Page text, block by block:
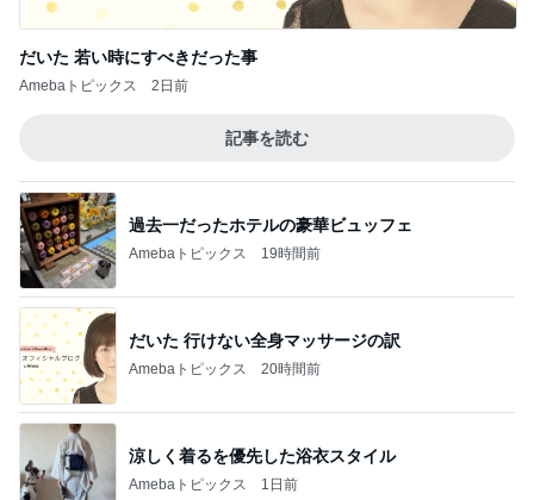
だいた 若い時にすべきだった事
Amebaトピックス 2日前
記事を読む
過去一だったホテルの豪華ビュッフェ
Amebaトピックス 19時間前
だいた 行けない全身マッサージの訳
Amebaトピックス 20時間前
涼しく着るを優先した浴衣スタイル
Amebaトピックス 1日前